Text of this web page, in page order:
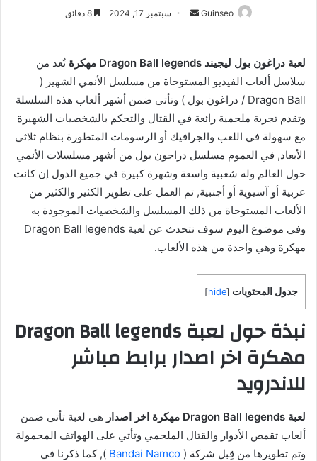
Guinseo
أرسل سبتمبر 17, 2024
لعبة دراغون بول ليجيند Dragon Ball legends مهكرة
تٌعد من
سلاسل ألعاب الفيديو المستوحاة من مسلسل الأنمي الشهير (
Dragon Ball / دراغون بول ) وتأتي ضمن أشهر ألعاب هذه السلسلة
وتقدم تجربة ملحمية رائعة في القتال والتحكم بالشخصيات الشهيرة
مع سهولة في اللعب والجرافيك أو الرسومات المتطورة بنظام ثلاثي
الأبعاد, في العموم مسلسل دراجون بول من أشهر مسلسلات الأنمي
حول العالم وله شعبية واسعة وشهرة كبيرة في جميع الدول إن كانت
عربية أو آسيوية أو أجنبية, تم العمل على تطوير الكثير والكثير من
الألعاب المستوحاة من ذلك المسلسل والشخصيات الموجودة به
وفي موضوع اليوم سوف نتحدث عن لعبة Dragon Ball legends
مهكرة وهي واحدة من هذه الألعاب.
جدول المحتويات [
hide
]
نبذة حول لعبة Dragon Ball legends
مهكرة اخر اصدار برابط مباشر
للاندرويد
لعبة Dragon Ball legends مهكرة اخر اصدار
هي لعبة تأتي ضمن
ألعاب تقمص الأدوار والقتال الملحمي وتأتي على الهواتف المحمولة
وتم تطويرها من قِبل شركة ( Bandai Namco ), كما ذكرنا في